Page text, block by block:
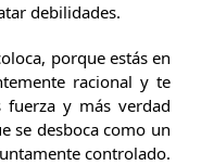
debilidades.
porque estás en
racional y te
y más verdad
se desboca como un
controlado.